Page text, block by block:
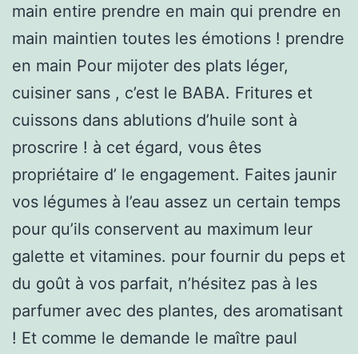
main entire prendre en main qui prendre en
main maintien toutes les émotions ! prendre
en main Pour mijoter des plats léger,
cuisiner sans , c’est le BABA. Fritures et
cuissons dans ablutions d’huile sont à
proscrire ! à cet égard, vous êtes
propriétaire d’ le engagement. Faites jaunir
vos légumes à l’eau assez un certain temps
pour qu’ils conservent au maximum leur
galette et vitamines. pour fournir du peps et
du goût à vos parfait, n’hésitez pas à les
parfumer avec des plantes, des aromatisant
! Et comme le demande le maître paul